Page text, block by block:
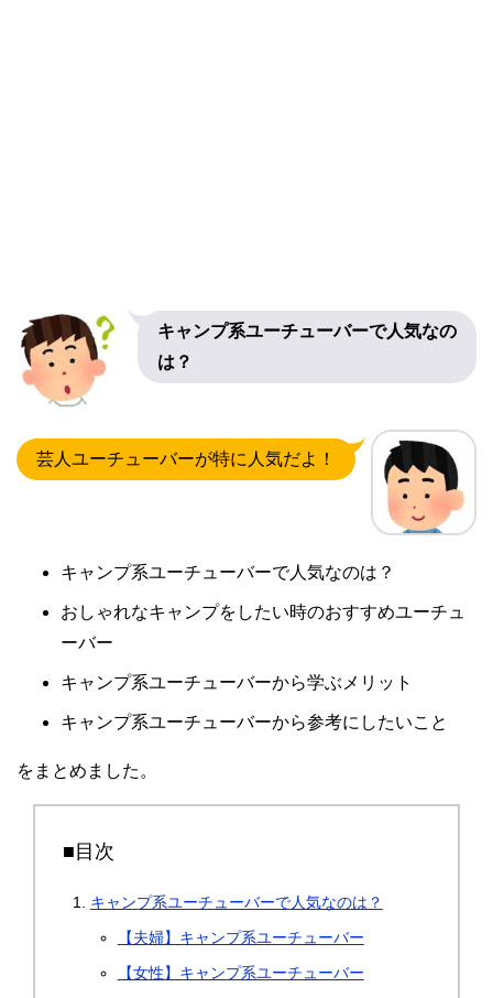
キャンプ系ユーチューバーで人気なの
は？
芸人ユーチューバーが特に人気だよ！
キャンプ系ユーチューバーで人気なのは？
おしゃれなキャンプをしたい時のおすすめユーチュ
ーバー
キャンプ系ユーチューバーから学ぶメリット
キャンプ系ユーチューバーから参考にしたいこと
をまとめました。
■目次
キャンプ系ユーチューバーで人気なのは？
【夫婦】キャンプ系ユーチューバー
【女性】キャンプ系ユーチューバー